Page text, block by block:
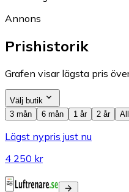
Annons
Prishistorik
Grafen visar lägsta pris
Välj butik
3 mån
6 mån 1 år 2 år
Lägst nypris just nu
4 250 kr